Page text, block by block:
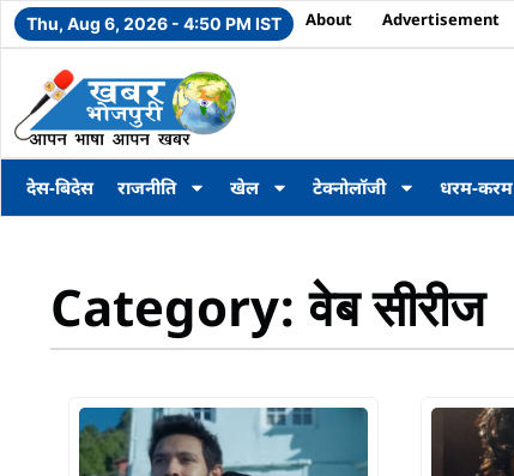
Thu, Aug 6, 2026 - 4:50 PM IST About Advertisement
देस-बिदेस राजनीति खेल टेक्नोलॉजी धरम-करम
Category: वेब सीरीज